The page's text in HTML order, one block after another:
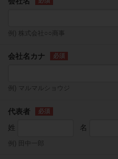
例) 株式会社○○商事
会社名カナ
例) マルマルショウジ
代表者
姓
名
例) 田中一郎